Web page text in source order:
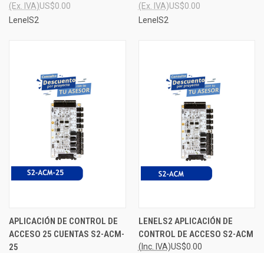
US$0.00
(Ex. IVA)
LenelS2
US$0.00
(Ex. IVA)
LenelS2
APLICACIÓN DE CONTROL DE
ACCESO 25 CUENTAS S2-ACM-
25
LENELS2 APLICACIÓN DE
CONTROL DE ACCESO S2-ACM
US$0.00
(Inc. IVA)